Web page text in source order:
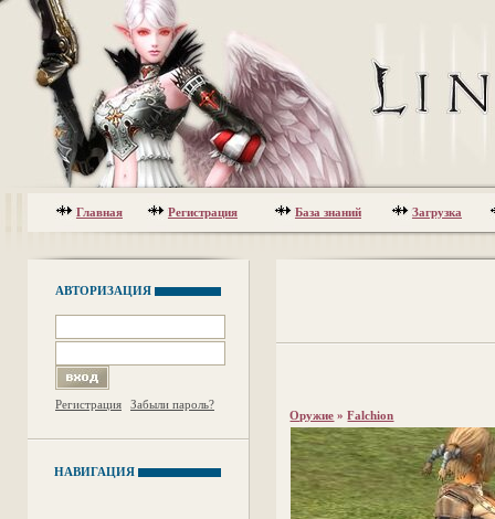
Главная Регистрация База знаний Загрузка
АВТОРИЗАЦИЯ
Регистрация Забыли пароль?
НАВИГАЦИЯ
Оружие »Falchion